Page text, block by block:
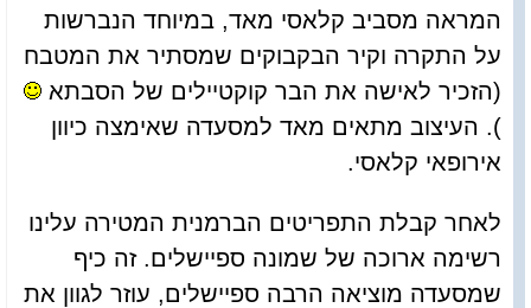
המראה מסביב קלאסי מאד, במיוחד הנברשות
על התקרה וקיר הבקבוקים שמסתיר את המטבח
(הזכיר לאישה את הבר קוקטיילים של הסבתא
). העיצוב מתאים מאד למסעדה שאימצה כיוון
אירופאי קלאסי.
לאחר קבלת התפריטים הברמנית המטירה עלינו
רשימה ארוכה של שמונה ספיישלים. זה כיף
שמסעדה מוציאה הרבה ספיישלים, עוזר לגוון את